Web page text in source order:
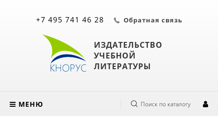
ИЗДАТЕЛЬСТВО
УЧЕБНОЙ
ЛИТЕРАТУРЫ
+7 495 741 46 28 Обратная связь
МЕНЮ Поиск по каталогу